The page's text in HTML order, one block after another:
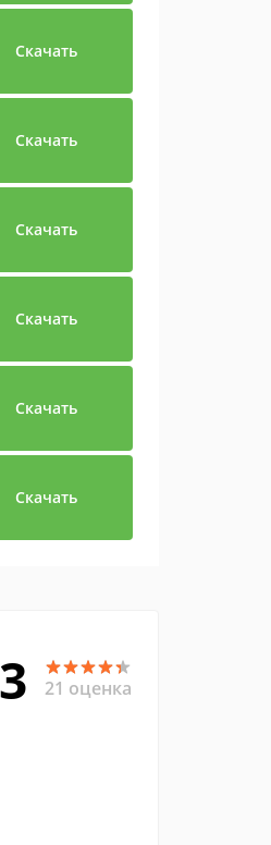
Скачать
Скачать
Скачать
Скачать
Скачать
Скачать
21 оценка